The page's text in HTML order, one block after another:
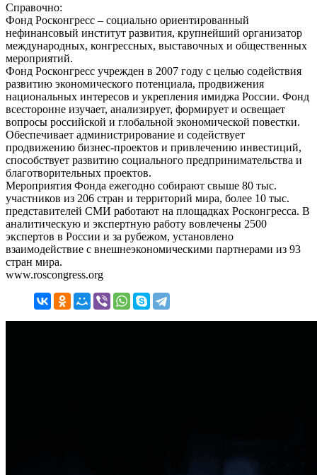
Справочно:
Фонд Росконгресс – социально ориентированный
нефинансовый институт развития, крупнейший организатор
международных, конгрессных, выставочных и общественных
мероприятий.
Фонд Росконгресс учрежден в 2007 году с целью содействия
развитию экономического потенциала, продвижения
национальных интересов и укрепления имиджа России. Фонд
всесторонне изучает, анализирует, формирует и освещает
вопросы российской и глобальной экономической повестки.
Обеспечивает администрирование и содействует
продвижению бизнес-проектов и привлечению инвестиций,
способствует развитию социального предпринимательства и
благотворительных проектов.
Мероприятия Фонда ежегодно собирают свыше 80 тыс.
участников из 206 стран и территорий мира, более 10 тыс.
представителей СМИ работают на площадках Росконгресса. В
аналитическую и экспертную работу вовлечены 2500
экспертов в России и за рубежом, установлено
взаимодействие с внешнеэкономическими партнерами из 93
стран мира.
www.roscongress.org